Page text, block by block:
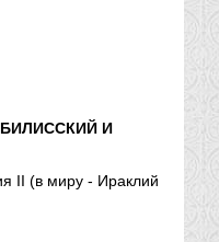
И
II (в миру - Ираклий